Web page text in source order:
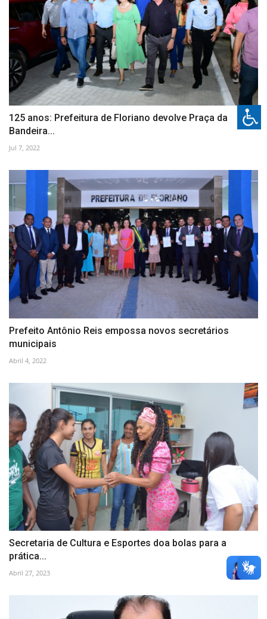
125 anos: Prefeitura de Floriano devolve Praça da
Bandeira...
Jul 7, 2022
Prefeito Antônio Reis empossa novos secretários
municipais
Abril 4, 2022
Secretaria de Cultura e Esportes doa bolas para a
prática...
Abril 27, 2023